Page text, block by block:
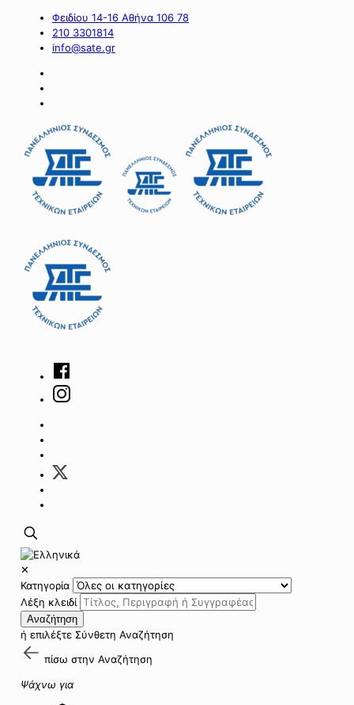
Φειδίου 14-16 Αθήνα 106 78
210 3301814
info@sate.gr
✕
Κατηγορία
Λέξη κλειδί
Αναζήτηση
ή επιλέξτε Σύνθετη Αναζήτηση
πίσω στην Αναζήτηση
Ψάχνω για